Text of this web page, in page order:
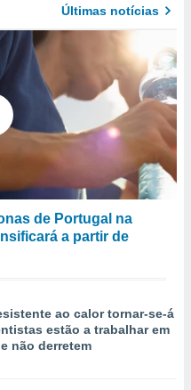
Últimas notícias
de Portugal na
a partir de
ao calor tornar-se-á
estão a trabalhar em
não derretem